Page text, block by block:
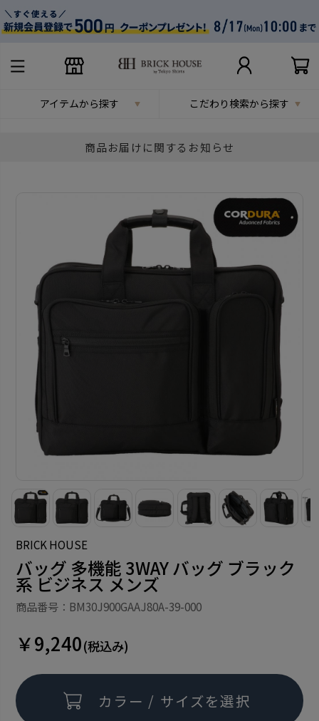
アイテムから探す こだわり検索から探す
商品お届けに関するお知らせ
BRICK HOUSE
バッグ 多機能 3WAY バッグ ブラック
系 ビジネス メンズ
商品番号：BM30J900GAAJ80A-39-000
￥9,240(税込み)
カラー / サイズを選択